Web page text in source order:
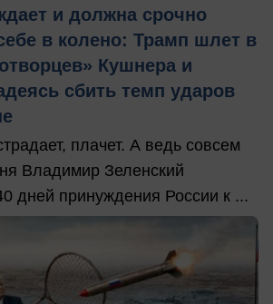
и должна срочно
в колено: Трамп шлет в
Кушнера и
сбить темп ударов
плачет. А ведь совсем
Владимир Зеленский
дней принуждения России к ...